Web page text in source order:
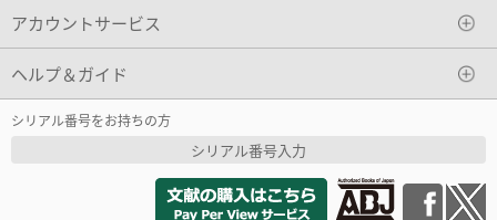
アカウントサービス
ヘルプ＆ガイド
シリアル番号をお持ちの方
シリアル番号入力